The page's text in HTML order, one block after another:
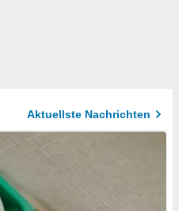
Aktuellste Nachrichten